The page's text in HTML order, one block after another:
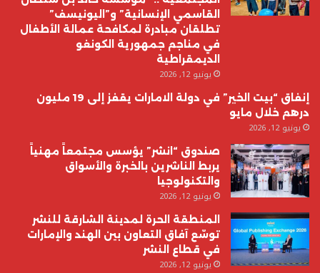
القاسمي الإنسانية” و”اليونيسف”
تطلقان مبادرة لمكافحة عمالة الأطفال
في مناجم جمهورية الكونغو
الديمقراطية
يونيو 12, 2026
إنفاق “بيت الخير” في دولة الامارات يقفز إلى 19 مليون
درهم خلال مايو
يونيو 12, 2026
صندوق “انشر” يؤسس مجتمعاً مهنياً
يربط الناشرين بالخبرة والأسواق
والتكنولوجيا
يونيو 12, 2026
المنطقة الحرة لمدينة الشارقة للنشر
توسّع آفاق التعاون بين الهند والإمارات
في قطاع النشر
يونيو 12, 2026